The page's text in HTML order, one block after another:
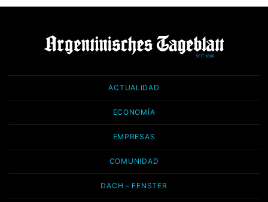
ACTUALIDAD
ECONOMÍA
EMPRESAS
COMUNIDAD
DACH – FENSTER